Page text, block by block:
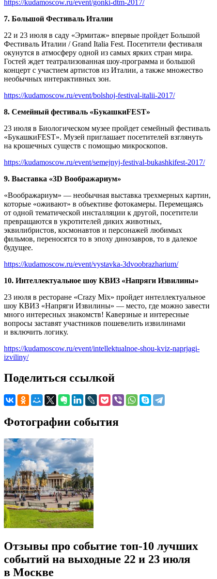
https://kudamoscow.ru/event/gonki-dtm-2017/
7. Большой Фестиваль Италии
22 и 23 июля в саду «Эрмитаж» впервые пройдет Большой
Фестиваль Италии / Grand Italia Fest. Посетители фестиваля
окунутся в атмосферу одной из самых ярких стран мира.
Гостей ждет театрализованная шоу-программа и большой
концерт с участием артистов из Италии, а также множество
необычных интерактивных зон.
https://kudamoscow.ru/event/bolshoj-festival-italii-2017/
8. Семейный фестиваль «БукашкиFEST»
23 июля в Биологическом музее пройдет семейный фестиваль
«БукашкиFEST». Музей приглашает посетителей взглянуть
на крошечных существ с помощью микроскопов.
https://kudamoscow.ru/event/semejnyj-festival-bukashkifest-2017/
9. Выставка «3D Воображариум»
«Воображариум» — необычная выставка трехмерных картин,
которые «оживают» в объективе фотокамеры. Перемещаясь
от одной тематической инсталляции к другой, посетители
превращаются в укротителей диких животных,
эквилибристов, космонавтов и персонажей любимых
фильмов, переносятся то в эпоху динозавров, то в далекое
будущее.
https://kudamoscow.ru/event/vystavka-3dvoobrazharium/
10. Интеллектуальное шоу КВИЗ «Напряги Извилины»
23 июля в ресторане «Crazy Mix» пройдет интеллектуальное
шоу КВИЗ «Напряги Извилины» — место, где можно завести
много интересных знакомств! Каверзные и интересные
вопросы заставят участников пошевелить извилинами
и включить логику.
https://kudamoscow.ru/event/intellektualnoe-shou-kviz-naprjagi-
izviliny/
Поделиться ссылкой
Фотографии события
Отзывы про событие топ-10 лучших
событий на выходные 22 и 23 июля
в Москве